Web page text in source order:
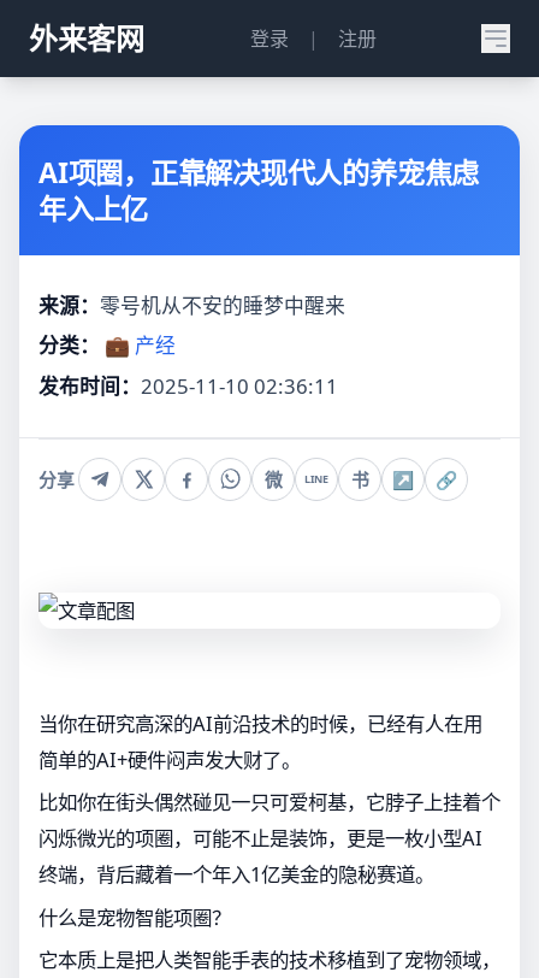
外来客网 登录 | 注册
AI项圈，正靠解决现代人的养宠焦虑
年入上亿
来源： 零号机从不安的睡梦中醒来
分类：
💼 产经
发布时间： 2025-11-10 02:36:11
分享 微 LINE 书 ↗ 🔗
当你在研究高深的AI前沿技术的时候，已经有人在用
简单的AI+硬件闷声发大财了。
比如你在街头偶然碰见一只可爱柯基，它脖子上挂着个
闪烁微光的项圈，可能不止是装饰，更是一枚小型AI
终端，背后藏着一个年入1亿美金的隐秘赛道。
什么是宠物智能项圈？
它本质上是把人类智能手表的技术移植到了宠物领域，